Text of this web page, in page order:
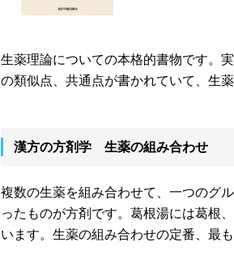
生薬理論についての本格的書物です。
の類似点、共通点が書かれていて、生
漢方の方剤学 生薬の組み合わせ
複数の生薬を組み合わせて、一つのグ
ったものが方剤です。葛根湯には葛根
います。生薬の組み合わせの定番、最